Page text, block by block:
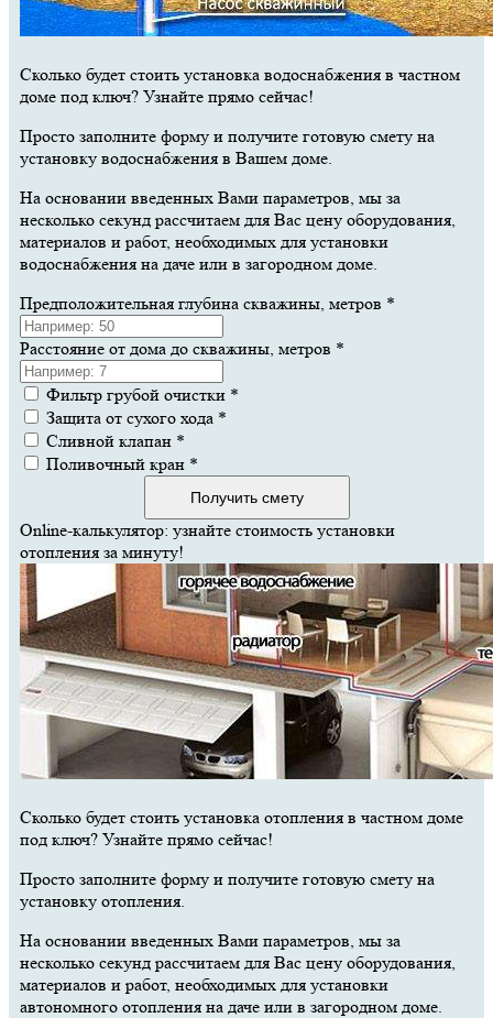
Сколько будет стоить установка водоснабжения в частном
доме под ключ? Узнайте прямо сейчас!
Просто заполните форму и получите готовую смету на
установку водоснабжения в Вашем доме.
На основании введенных Вами параметров, мы за
несколько секунд рассчитаем для Вас цену оборудования,
материалов и работ, необходимых для установки
водоснабжения на даче или в загородном доме.
Предположительная глубина скважины, метров *
Расстояние от дома до скважины, метров *
Фильтр грубой очистки *
Защита от сухого хода *
Сливной клапан *
Поливочный кран *
Получить смету
Online-калькулятор: узнайте стоимость установки
отопления за минуту!
Сколько будет стоить установка отопления в частном доме
под ключ? Узнайте прямо сейчас!
Просто заполните форму и получите готовую смету на
установку отопления.
На основании введенных Вами параметров, мы за
несколько секунд рассчитаем для Вас цену оборудования,
материалов и работ, необходимых для установки
автономного отопления на даче или в загородном доме.